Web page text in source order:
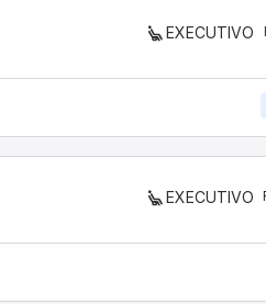
EXECUTIVO
EXECUTIVO